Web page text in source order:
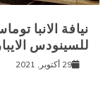
نيافة الانبا
للسينودس
29 أكتوبر, 2021